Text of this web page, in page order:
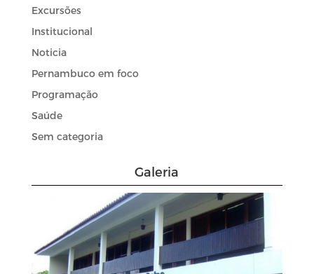
Excursões
Institucional
Noticia
Pernambuco em foco
Programação
Saúde
Sem categoria
Galeria